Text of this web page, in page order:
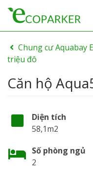
Chung cư Aquabay
triệu đô
Căn hộ
Diện tích
58,1m2
Số phòng ngủ
2